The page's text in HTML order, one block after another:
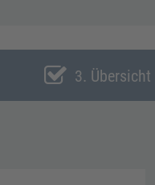
3. Übersicht